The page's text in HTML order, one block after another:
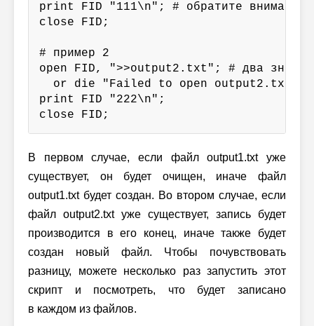
print FID "111\n"; # обратите внимание
close FID;
# пример 2
open FID, ">>output2.txt"; # два знака
or die "Failed to open output2.txt:
print FID "222\n";
close FID;
В первом случае, если файл output1.txt уже
существует, он будет очищен, иначе файл
output1.txt будет создан. Во втором случае, если
файл output2.txt уже существует, запись будет
производится в его конец, иначе также будет
создан новый файл. Чтобы почувствовать
разницу, можете несколько раз запустить этот
скрипт и посмотреть, что будет записано
в каждом из файлов.